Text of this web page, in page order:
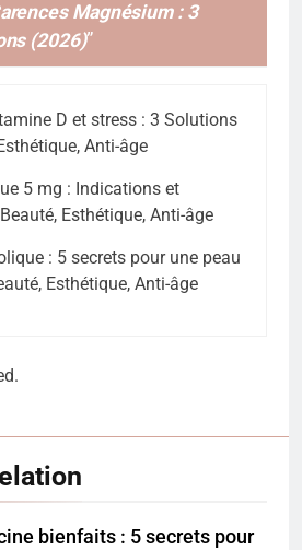
Magnésium : 3
(2026)”
D et stress : 3 Solutions
Anti-âge
5 mg : Indications et
Esthétique, Anti-âge
: 5 secrets pour une peau
Esthétique, Anti-âge
bienfaits : 5 secrets pour